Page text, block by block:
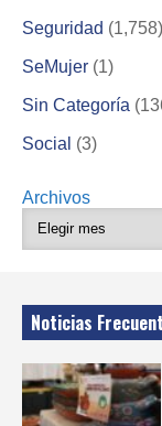
Seguridad (1,758)
SeMujer (1)
Sin Categoría
Social (3)
Archivos
Noticias